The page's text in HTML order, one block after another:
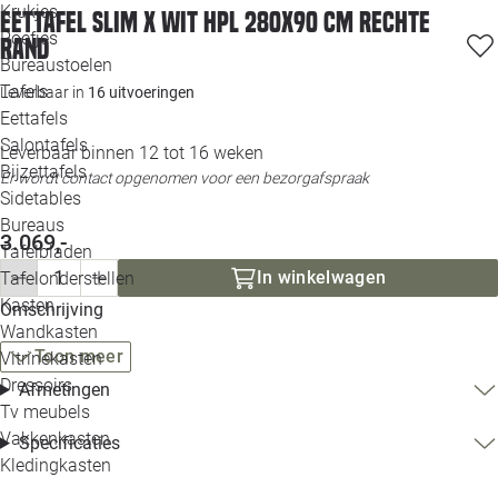
Krukjes
Poefjes
Bureaustoelen
Tafels
Eettafels
Salontafels
Bijzettafels
Sidetables
Bureaus
Tafelbladen
Tafelonderstellen
Kasten
Wandkasten
Vitrinekasten
Dressoirs
Tv meubels
Vakkenkasten
Kledingkasten
Alle
Eettafel Slim X wit HPL 280x90 cm rechte
rand
Leverbaar in 16 uitvoeringen
Leverbaar binnen 12 tot 16 weken
Er wordt contact opgenomen voor een bezorgafspraak
3.069,-
In winkelwagen
Omschrijving
Toon meer
Afmetingen
Specificaties